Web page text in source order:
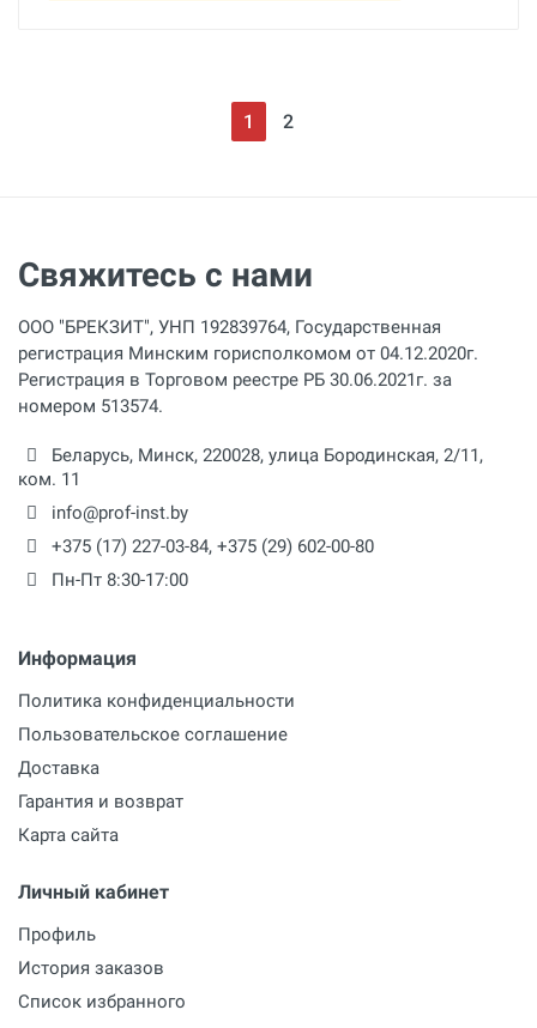
1 2
Свяжитесь с нами
ООО "БРЕКЗИТ", УНП 192839764, Государственная
регистрация Минским горисполкомом от 04.12.2020г.
Регистрация в Торговом реестре РБ 30.06.2021г. за
номером 513574.
Беларусь, Минск, 220028, улица Бородинская, 2/11,
ком. 11
info@prof-inst.by
+375 (17) 227-03-84, +375 (29) 602-00-80
Пн-Пт 8:30-17:00
Информация
Политика конфиденциальности
Пользовательское соглашение
Доставка
Гарантия и возврат
Карта сайта
Личный кабинет
Профиль
История заказов
Список избранного